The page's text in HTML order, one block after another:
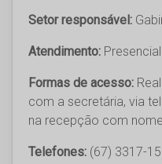
Setor responsável:
Atendimento: Presencial
Formas de acesso:
com a secretária, via
na recepção com nome
Telefones: (67) 3317-